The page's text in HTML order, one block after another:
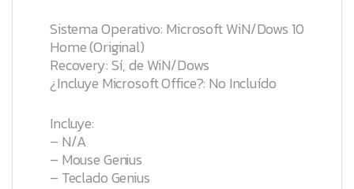
Sistema Operativo: Microsoft WiN/Dows 10
Home (Original)
Recovery: Sí, de WiN/Dows
¿Incluye Microsoft Office?: No Incluído
Incluye:
– N/A
– Mouse Genius
– Teclado Genius